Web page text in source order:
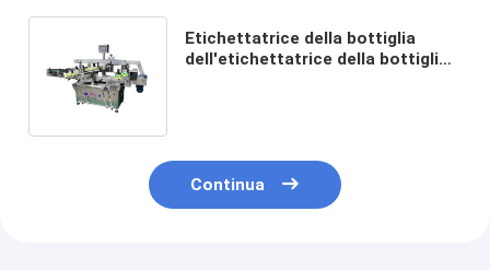
Etichettatrice della bottiglia
dell'etichettatrice della bottiglia
Continua